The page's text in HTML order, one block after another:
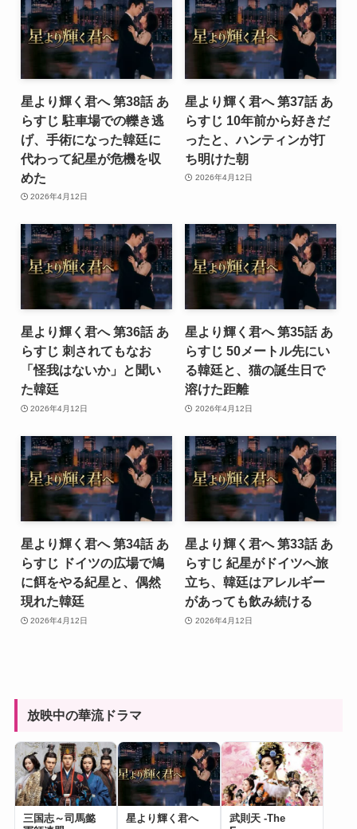
星より輝く君へ 第38話 あ
らすじ 駐車場での轢き逃
げ、手術になった韓廷に
代わって紀星が危機を収
めた
2026年4月12日
星より輝く君へ 第37話 あ
らすじ 10年前から好きだ
ったと、ハンティンが打
ち明けた朝
2026年4月12日
星より輝く君へ 第36話 あ
らすじ 刺されてもなお
「怪我はないか」と聞い
た韓廷
2026年4月12日
星より輝く君へ 第35話 あ
らすじ 50メートル先にい
る韓廷と、猫の誕生日で
溶けた距離
2026年4月12日
星より輝く君へ 第34話 あ
らすじ ドイツの広場で鳩
に餌をやる紀星と、偶然
現れた韓廷
2026年4月12日
星より輝く君へ 第33話 あ
らすじ 紀星がドイツへ旅
立ち、韓廷はアレルギー
があっても飲み続ける
2026年4月12日
放映中の華流ドラマ
三国志～司馬懿
星より輝く君へ
武則天 -The